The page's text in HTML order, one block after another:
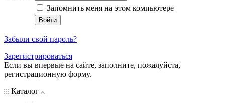
Запомнить меня на этом компьютере
Забыли свой пароль?
Зарегистрироваться
Если вы впервые на сайте, заполните, пожалуйста,
регистрационную форму.
Каталог